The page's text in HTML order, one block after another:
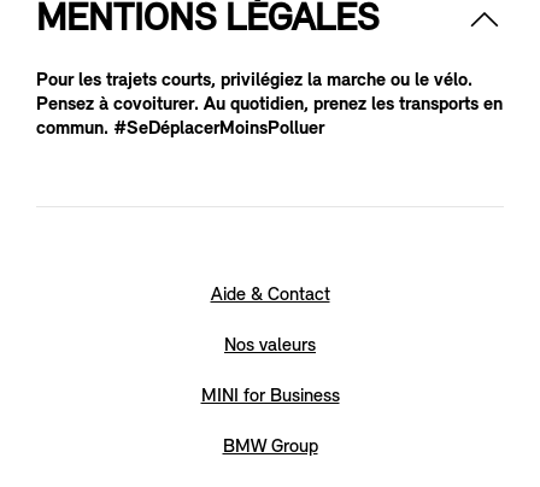
MENTIONS LÉGALES
Pour les trajets courts, privilégiez la marche ou le vélo.
Pensez à covoiturer. Au quotidien, prenez les transports en
commun. #SeDéplacerMoinsPolluer
Aide & Contact
Nos valeurs
MINI for Business
BMW Group